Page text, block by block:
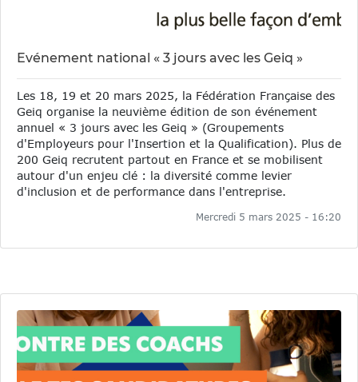
Evénement national « 3 jours avec les Geiq »
Les 18, 19 et 20 mars 2025, la Fédération Française des
Geiq organise la neuvième édition de son événement
annuel « 3 jours avec les Geiq » (Groupements
d'Employeurs pour l'Insertion et la Qualification). Plus de
200 Geiq recrutent partout en France et se mobilisent
autour d'un enjeu clé : la diversité comme levier
d'inclusion et de performance dans l'entreprise.
Mercredi 5 mars 2025 - 16:20